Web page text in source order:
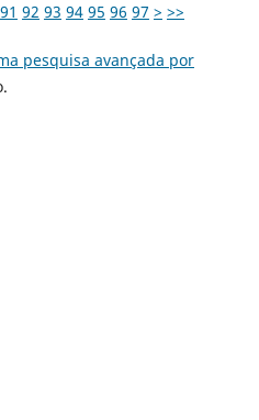
91 92 93 94 95 96 97 > >>
pesquisa avançada por